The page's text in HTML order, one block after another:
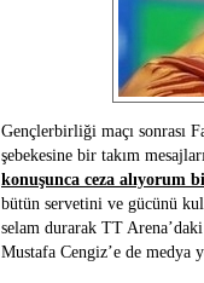
Gençlerbirliği maçı sonrası
şebekesine bir takım
konuşunca ceza alıyorum
bütün servetini ve gücünü
selam durarak TT
Mustafa Cengiz’e de medya